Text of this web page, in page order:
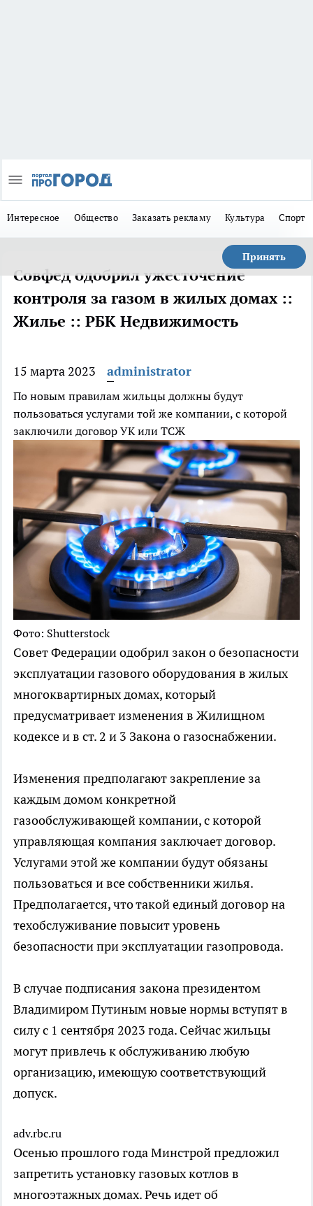
Интересное Общество Заказать рекламу Культура Спорт
Принять
Совфед одобрил ужесточение
контроля за газом в жилых домах ::
Жилье :: РБК Недвижимость
15 марта 2023 administrator
По новым правилам жильцы должны будут
пользоваться услугами той же компании, с которой
заключили договор УК или ТСЖ
Фото: Shutterstock
Совет Федерации одобрил закон о безопасности
эксплуатации газового оборудования в жилых
многоквартирных домах, который
предусматривает изменения в Жилищном
кодексе и в ст. 2 и 3 Закона о газоснабжении.
Изменения предполагают закрепление за
каждым домом конкретной
газообслуживающей компании, с которой
управляющая компания заключает договор.
Услугами этой же компании будут обязаны
пользоваться и все собственники жилья.
Предполагается, что такой единый договор на
техобслуживание повысит уровень
безопасности при эксплуатации газопровода.
В случае подписания закона президентом
Владимиром Путиным новые нормы вступят в
силу с 1 сентября 2023 года. Сейчас жильцы
могут привлечь к обслуживанию любую
организацию, имеющую соответствующий
допуск.
adv.rbc.ru
Осенью прошлого года Минстрой предложил
запретить установку газовых котлов в
многоэтажных домах. Речь идет об